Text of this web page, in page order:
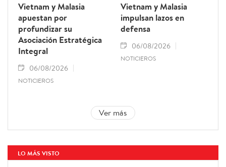
Vietnam y Malasia
apuestan por
profundizar su
Asociación Estratégica
Integral
06/08/2026
NOTICIEROS
Vietnam y Malasia
impulsan lazos en
defensa
06/08/2026
NOTICIEROS
Ver más
LO MÁS VISTO